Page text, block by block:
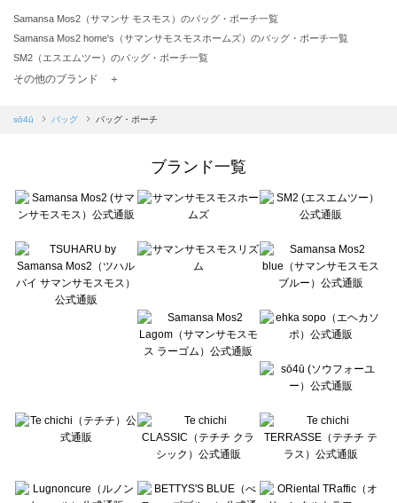
Samansa Mos2（サマンサ モスモス）のバッグ・ポーチ一覧
Samansa Mos2 home's（サマンサモスモスホームズ）のバッグ・ポーチ一覧
SM2（エスエムツー）のバッグ・ポーチ一覧
Samansa Mos2 blue（サマンサモスモス ブルー）のバッグ・ポーチ一覧
sō4ū（ソウフォーユー）のバッグ・ポーチ一覧
Te chichi（テチチ）のバッグ・ポーチ一覧
Te chichi CLASSIC（テチチ クラシック）のバッグ・ポーチ一覧
Lugnoncure（ルノンキュール）のバッグ・ポーチ一覧
BETTY'S BLUE（べティーズブルー）のバッグ・ポーチ一覧
Wpc.（ワールドパーティー）のバッグ・ポーチ一覧
その他のブランド ＋
sō4ū バッグ バッグ・ポーチ
ブランド一覧